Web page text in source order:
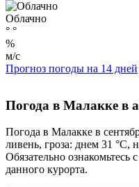
Облачно
° °
%
м/с
Прогноз погоды на 14 дней
Погода в Малакке в
Погода в Малакке в
ливень, гроза: днем 31 °C,
Обязательно ознакомьтесь
данного курорта.